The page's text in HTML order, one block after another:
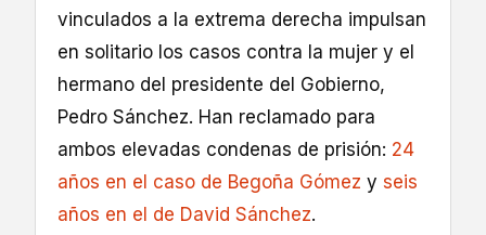
vinculados a la extrema derecha impulsan
en solitario los casos contra la mujer y el
hermano del presidente del Gobierno,
Pedro Sánchez. Han reclamado para
ambos elevadas condenas de prisión: 24
años en el caso de Begoña Gómez y seis
años en el de David Sánchez.